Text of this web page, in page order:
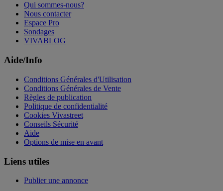
Qui sommes-nous?
Nous contacter
Espace Pro
Sondages
VIVABLOG
Aide/Info
Conditions Générales d'Utilisation
Conditions Générales de Vente
Règles de publication
Politique de confidentialité
Cookies Vivastreet
Conseils Sécurité
Aide
Options de mise en avant
Liens utiles
Publier une annonce